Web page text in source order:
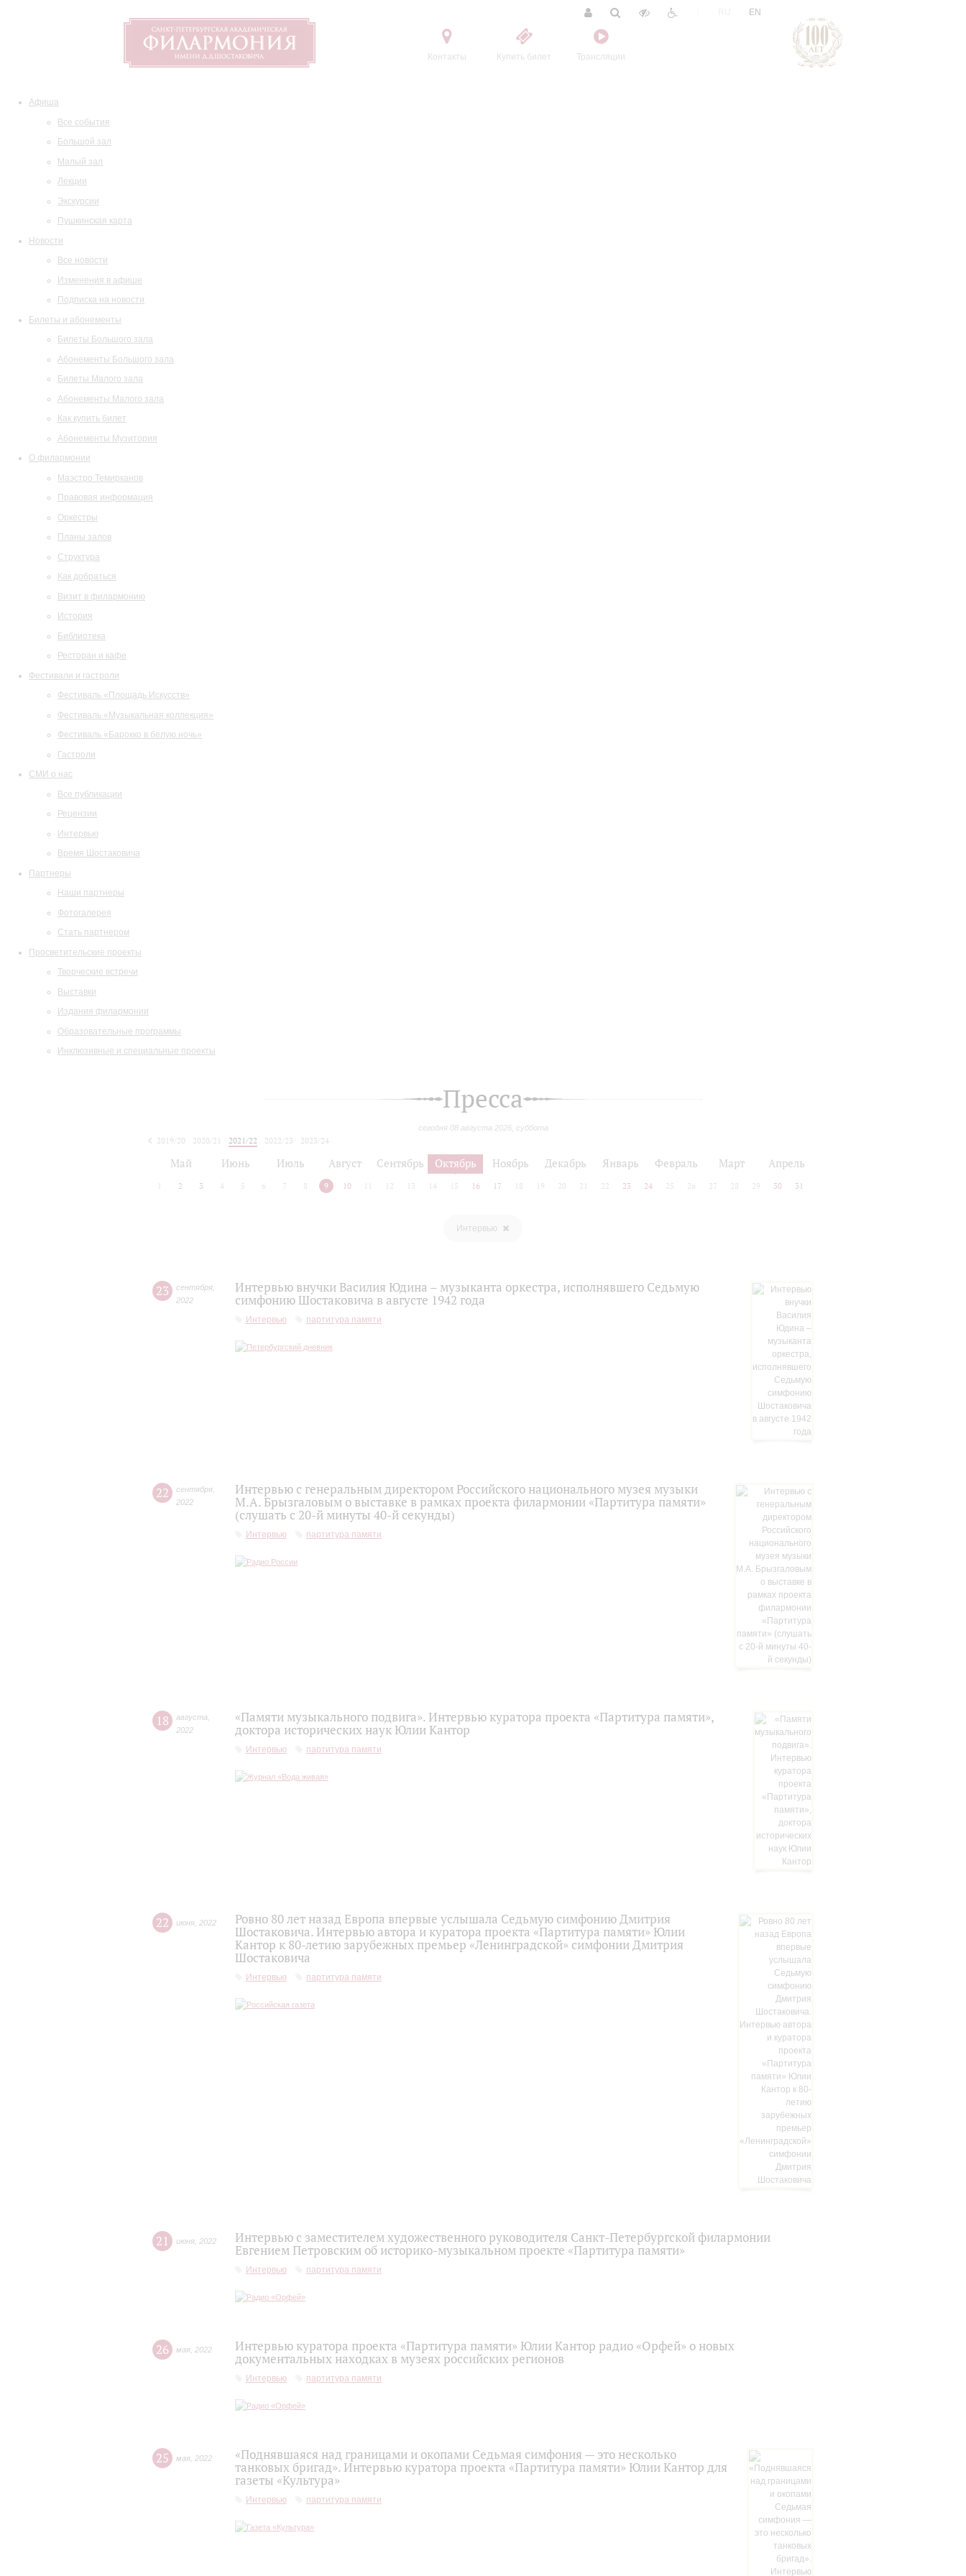
Контакты Купить билет Трансляции
EN
Афиша
Все события
Большой зал
Малый зал
Лекции
Экскурсии
Пушкинская карта
Новости
Все новости
Изменения в афише
Подписка на новости
Билеты и абонементы
Билеты Большого зала
Абонементы Большого зала
Билеты Малого зала
Абонементы Малого зала
Как купить билет
Абонементы Музитория
О филармонии
Маэстро Темирканов
Правовая информация
Оркестры
Планы залов
Структура
Как добраться
Визит в филармонию
История
Библиотека
Ресторан и кафе
Фестивали и гастроли
Фестиваль «Площадь Искусств»
Фестиваль «Музыкальная коллекция»
Фестиваль «Барокко в белую ночь»
Гастроли
СМИ о нас
Все публикации
Рецензии
Интервью
Время Шостаковича
Партнеры
Наши партнеры
Фотогалерея
Стать партнером
Просветительские проекты
Творческие встречи
Выставки
Издания филармонии
Образовательные программы
Инклюзивные и специальные проекты
Пресса
сегодня 08 августа 2026, суббота
2019/20 2020/21 2021/22 2022/23
2023/24
Май Июнь Июль Август Сентябрь Октябрь Ноябрь Декабрь Январь Февраль Март Апрель
2 3 4 5 6 7 8 9 10 12 13 14 15 16 17 18 19 20 21 22 23 24 25 26 27 28 29 30 31
Интервью
23 сентября
2022
Интервью внучки Василия Юдина – музыканта оркестра, исполнявшего Седьмую
симфонию Шостаковича в августе 1942 года
Интервью партитура памяти
22 сентября
2022
Интервью с генеральным директором Российского национального музея музыки
М.А. Брызгаловым о выставке в рамках проекта филармонии «Партитура памяти»
(слушать с 20-й минуты 40-й секунды)
Интервью партитура памяти
18 августа
2022
«Памяти музыкального подвига». Интервью куратора проекта «Партитура памяти»,
доктора исторических наук Юлии Кантор
Интервью партитура памяти
22 июня 2022
Ровно 80 лет назад Европа впервые услышала Седьмую симфонию Дмитрия
Шостаковича. Интервью автора и куратора проекта «Партитура памяти» Юлии
Кантор к 80-летию зарубежных премьер «Ленинградской» симфонии Дмитрия
Шостаковича
Интервью партитура памяти
21 июня 2022
Интервью с заместителем художественного руководителя Санкт-Петербургской филармонии
Евгением Петровским об историко-музыкальном проекте «Партитура памяти»
Интервью партитура памяти
26 мая 2022
Интервью куратора проекта «Партитура памяти» Юлии Кантор радио «Орфей» о новых
документальных находках в музеях российских регионов
Интервью партитура памяти
25 мая 2022
«Поднявшаяся над границами и окопами Седьмая симфония — это несколько
танковых бригад». Интервью куратора проекта «Партитура памяти» Юлии Кантор для
газеты «Культура»
Интервью партитура памяти